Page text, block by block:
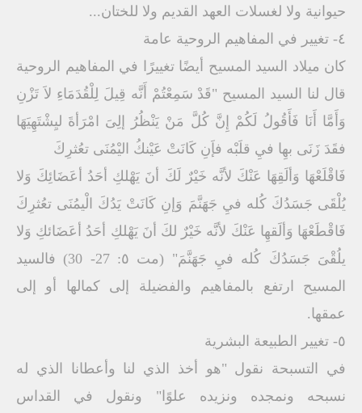
حیوانیة ولا لغسلات العھد القدیم ولا للختان...
٤- تغییر في المفاھیم الروحیة عامة
كان میلاد السید المسیح أیضًا تغییرًا في المفاھیم الروحیة
قال لنا السید المسیح "قَدْ سَمِعْتُمْ أَنَّه قِیلَ لِلْقُدَمَاءِ لاَ تَزْنِ
وَأَمَّا أَنَا فَأَقُولُ لَكُمْ إِنَّ كُلَّ مَنْ یَنْظُرُ إلِىَ امْرَأةَ لیِشْتَھِیَھَا
فقَدَ زَنَى بھِا فيِ قلَبْه فإَنِ كَانَتْ عَیْنكُ الیْمُنَى تعُثرِكَ
فَاقْلَعْھَا وَألَقِھَا عَنْكَ لأنَّه خَیْرٌ لَكَ أنَ یَھْلكِ أحَدُ أعَضَائِكَ وَلا
یُلْقَى جَسَدُكَ كُله فيِ جَھَنَّمَ وَإنِ كَانَتْ یَدُكَ الْیمُنَى تعُثرِكَ
فَاقْطَعْھَا وَألَقھِا عَنْكَ لأنَّه خَیْرٌ لكَ أنَ یَھْلكِ أحَدُ أعَضَائكِ وَلا
یلُقْىَ جَسَدُكَ كُله فيِ جَھَنَّمَ" (مت ٥: 27- 30) فالسید
المسیح ارتفع بالمفاھیم والفضیلة إلى كمالھا أو إلى
عمقھا.
٥- تغییر الطبیعة البشریة
في التسبحة نقول "ھو أخذ الذي لنا وأعطانا الذي له
نسبحه ونمجده ونزیده علوًا" ونقول في القداس